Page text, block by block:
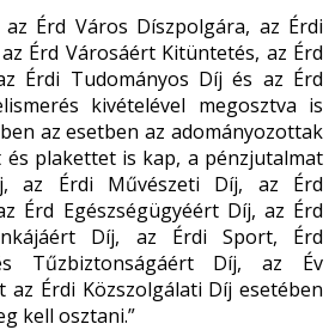
Érd Város Díszpolgára, az Érdi
Érd Városáért Kitüntetés, az Érd
Érdi Tudományos Díj és az Érd
kivételével megosztva is
az esetben az adományozottak
és plakettet is kap, a pénzjutalmat
az Érdi Művészeti Díj, az Érd
Érd Egészségügyéért Díj, az Érd
Díj, az Érdi Sport, Érd
Tűzbiztonságáért Díj, az Év
az Érdi Közszolgálati Díj esetében
kell osztani.”